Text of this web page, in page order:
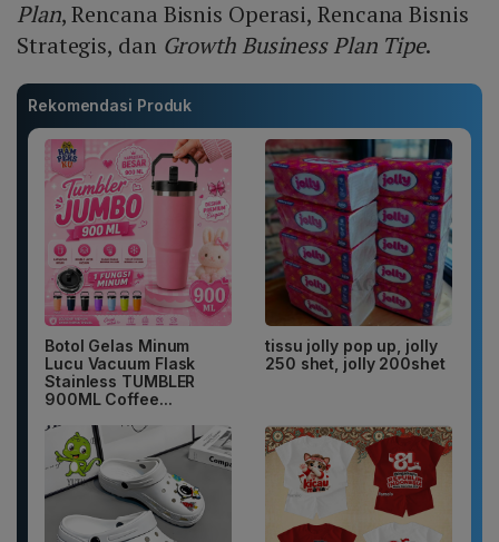
Plan, Rencana Bisnis Operasi, Rencana Bisnis
Strategis, dan Growth Business Plan Tipe.
Rekomendasi Produk
Botol Gelas Minum
Lucu Vacuum Flask
Stainless TUMBLER
900ML Coffee...
tissu jolly pop up, jolly
250 shet, jolly 200shet